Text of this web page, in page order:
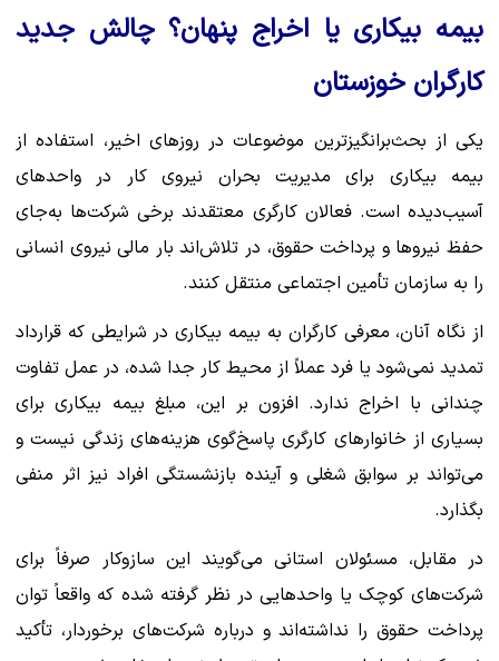
بیمه بیکاری یا اخراج پنهان؟ چالش جدید
کارگران خوزستان
یکی از بحث‌برانگیزترین موضوعات در روزهای اخیر، استفاده از
بیمه بیکاری برای مدیریت بحران نیروی کار در واحدهای
آسیب‌دیده است. فعالان کارگری معتقدند برخی شرکت‌ها به‌جای
حفظ نیروها و پرداخت حقوق، در تلاش‌اند بار مالی نیروی انسانی
را به سازمان تأمین اجتماعی منتقل کنند.
از نگاه آنان، معرفی کارگران به بیمه بیکاری در شرایطی که قرارداد
تمدید نمی‌شود یا فرد عملاً از محیط کار جدا شده، در عمل تفاوت
چندانی با اخراج ندارد. افزون بر این، مبلغ بیمه بیکاری برای
بسیاری از خانوارهای کارگری پاسخ‌گوی هزینه‌های زندگی نیست و
می‌تواند بر سوابق شغلی و آینده بازنشستگی افراد نیز اثر منفی
بگذارد.
در مقابل، مسئولان استانی می‌گویند این سازوکار صرفاً برای
شرکت‌های کوچک یا واحدهایی در نظر گرفته شده که واقعاً توان
پرداخت حقوق را نداشته‌اند و درباره شرکت‌های برخوردار، تأکید